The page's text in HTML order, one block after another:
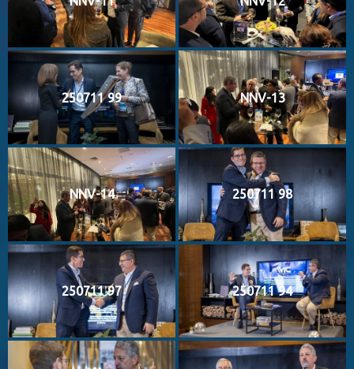
250711 99 NNV-13
NNV-14 250711 98
250711 97 250711 94